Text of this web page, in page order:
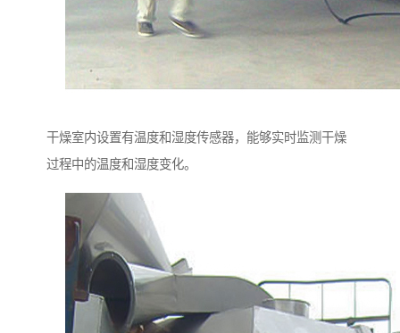
干燥室内设置有温度和湿度传感器，能够实时监测干燥
过程中的温度和湿度变化。